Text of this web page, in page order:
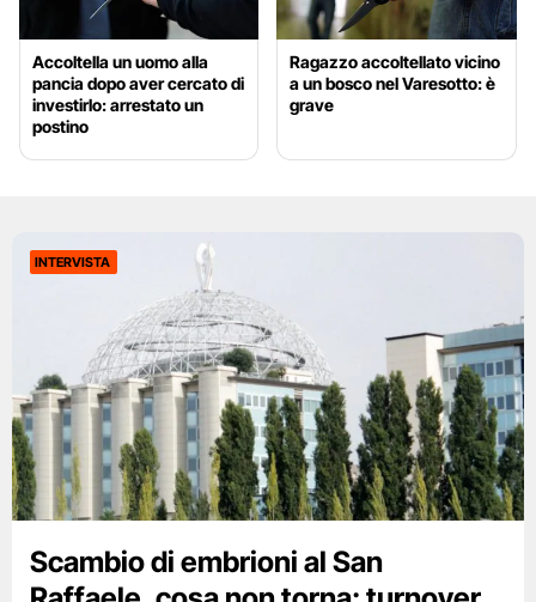
Accoltella un uomo alla
pancia dopo aver cercato di
investirlo: arrestato un
postino
Ragazzo accoltellato vicino
a un bosco nel Varesotto: è
grave
INTERVISTA
Scambio di embrioni al San